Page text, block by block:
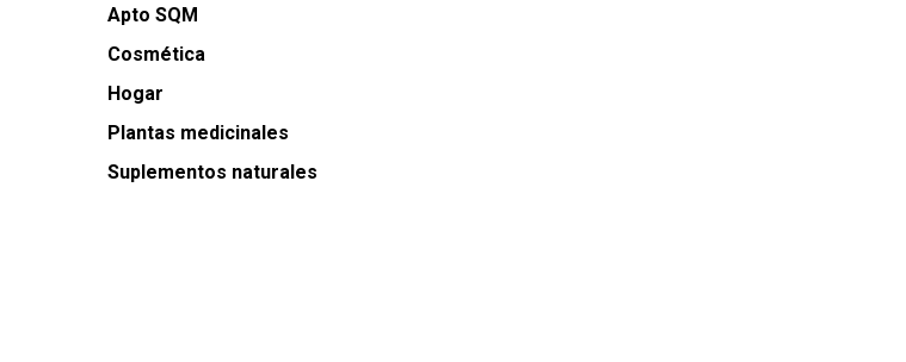
Apto SQM
Cosmética
Hogar
Plantas medicinales
Suplementos naturales